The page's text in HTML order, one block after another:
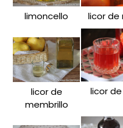
limoncello licor de
licor de
membrillo
licor